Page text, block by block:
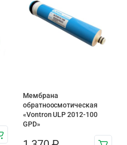
Мембрана
обратноосмотическая
«Vontron ULP 2012-100
GPD»